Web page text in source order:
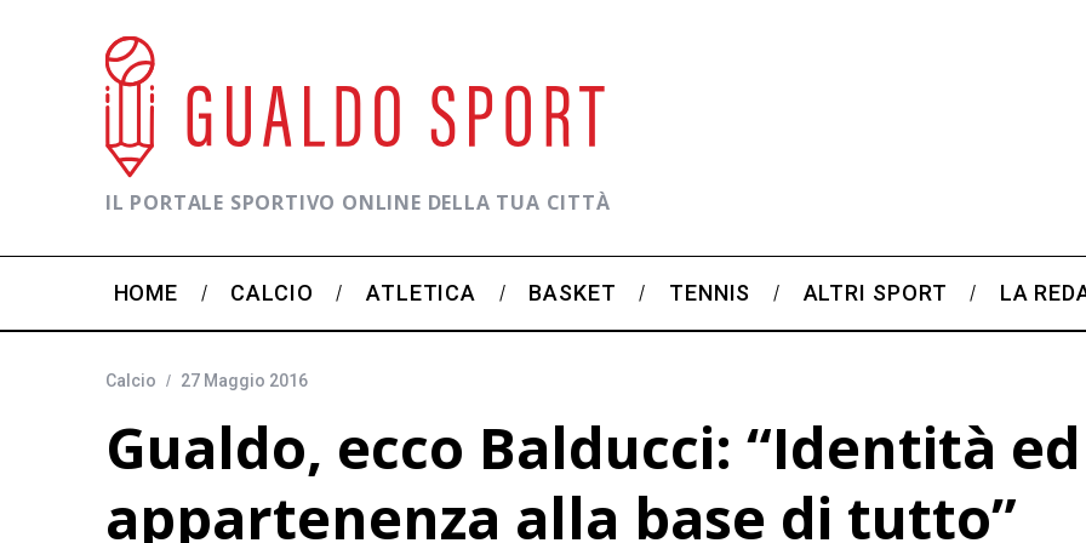
IL PORTALE SPORTIVO ONLINE DELLA TUA CITTÀ
HOME CALCIO ATLETICA BASKET TENNIS ALTRI SPORT LA
Calcio 27 Maggio 2016
Gualdo, ecco Balducci: “Identità ed
appartenenza alla base di tutto”